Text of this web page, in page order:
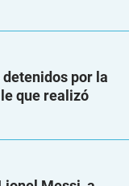
por la
que realizó